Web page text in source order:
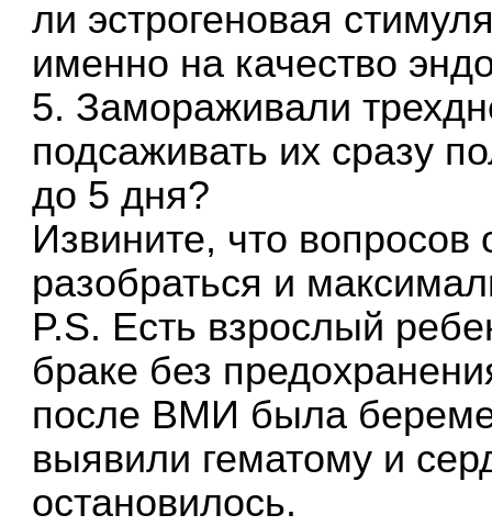
ли эстрогеновая
именно на качество
5. Замораживали
подсаживать их сразу
до 5 дня?
Извините, что вопросов
разобраться и
P.S. Есть взрослый
браке без
после ВМИ была
выявили гематому и
остановилось.